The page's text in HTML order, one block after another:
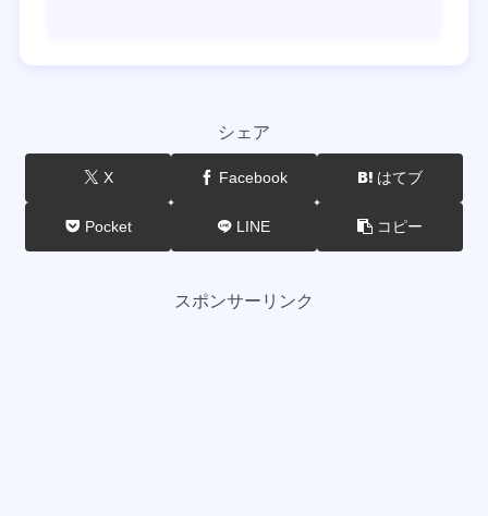
シェア
X Facebook はてブ
Pocket LINE コピー
スポンサーリンク